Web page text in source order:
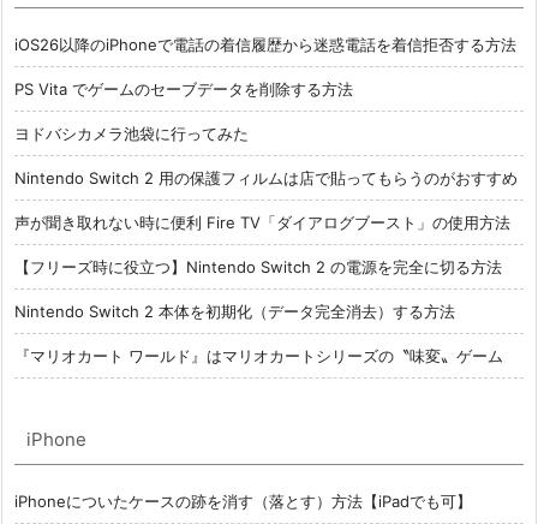
iOS26以降のiPhoneで電話の着信履歴から迷惑電話を着信拒否する方法
PS Vita でゲームのセーブデータを削除する方法
ヨドバシカメラ池袋に行ってみた
Nintendo Switch 2 用の保護フィルムは店で貼ってもらうのがおすすめ
声が聞き取れない時に便利 Fire TV「ダイアログブースト」の使用方法
【フリーズ時に役立つ】Nintendo Switch 2 の電源を完全に切る方法
Nintendo Switch 2 本体を初期化（データ完全消去）する方法
『マリオカート ワールド』はマリオカートシリーズの〝味変〟ゲーム
iPhone
iPhoneについたケースの跡を消す（落とす）方法【iPadでも可】